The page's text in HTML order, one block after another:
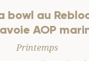
bowl au
AOP
Printemps